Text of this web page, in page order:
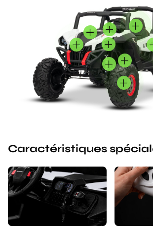
Caractéristiques